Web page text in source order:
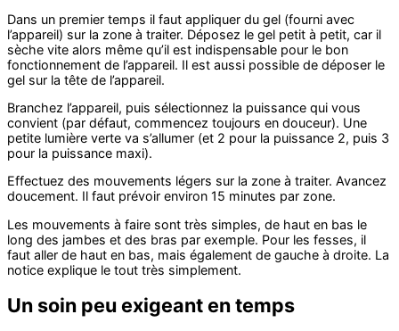
Dans un premier temps il faut appliquer du gel (fourni avec
l’appareil) sur la zone à traiter. Déposez le gel petit à petit, car il
sèche vite alors même qu’il est indispensable pour le bon
fonctionnement de l’appareil. Il est aussi possible de déposer le
gel sur la tête de l’appareil.
Branchez l’appareil, puis sélectionnez la puissance qui vous
convient (par défaut, commencez toujours en douceur). Une
petite lumière verte va s’allumer (et 2 pour la puissance 2, puis 3
pour la puissance maxi).
Effectuez des mouvements légers sur la zone à traiter. Avancez
doucement. Il faut prévoir environ 15 minutes par zone.
Les mouvements à faire sont très simples, de haut en bas le
long des jambes et des bras par exemple. Pour les fesses, il
faut aller de haut en bas, mais également de gauche à droite. La
notice explique le tout très simplement.
Un soin peu exigeant en temps